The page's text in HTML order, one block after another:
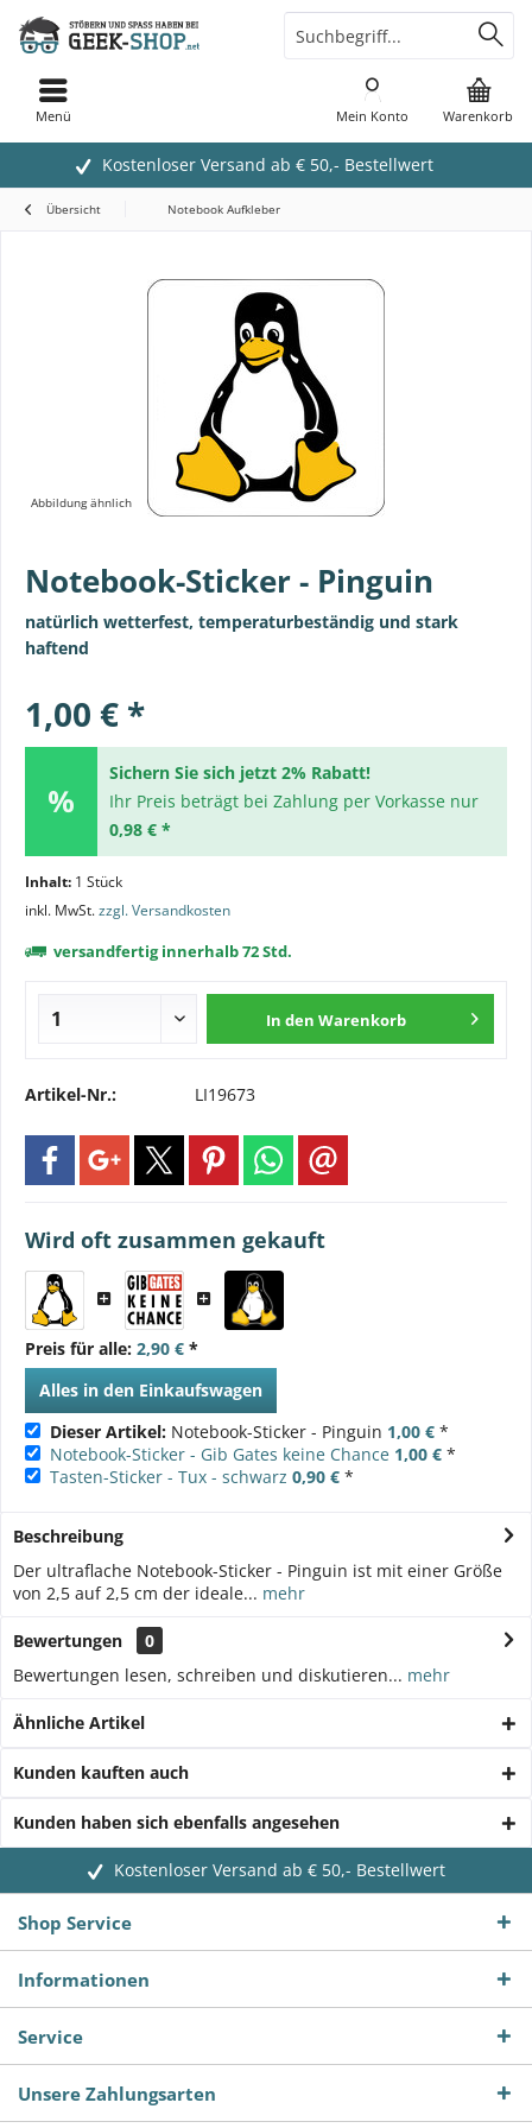
Kostenloser Versand ab € 50,- Bestellwert
Warenkorb
Mein Konto
Menü
Übersicht Notebook Aufkleber
Abbildung ähnlich
Notebook-Sticker - Pinguin
natürlich wetterfest, temperaturbeständig und stark
haftend
1,00 € *
Sichern Sie sich jetzt 2% Rabatt!
Ihr Preis beträgt bei Zahlung per Vorkasse nur
0,98 € *
Inhalt: 1 Stück
inkl. MwSt.zzgl. Versandkosten
versandfertig innerhalb 72 Std.
In den Warenkorb
Artikel-Nr.: LI19673
Wird oft zusammen gekauft
Preis für alle: 2,90 € *
Alles in den Einkaufswagen
Dieser Artikel: Notebook-Sticker - Pinguin 1,00 € *
Notebook-Sticker - Gib Gates keine Chance 1,00 € *
Tasten-Sticker - Tux - schwarz 0,90 € *
Beschreibung
Der ultraflache Notebook-Sticker - Pinguin ist mit einer Größe
von 2,5 auf 2,5 cm der ideale... mehr
Bewertungen
0
Bewertungen lesen, schreiben und diskutieren... mehr
Ähnliche Artikel
Kunden kauften auch
Kunden haben sich ebenfalls angesehen
Kostenloser Versand ab € 50,- Bestellwert
Shop Service
Informationen
Service
Unsere Zahlungsarten